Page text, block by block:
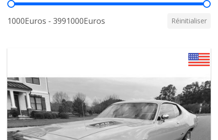
Prix
1000Euros - 3991000Euros Réinitialiser